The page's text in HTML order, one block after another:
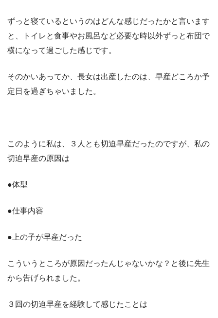
ずっと寝ているというのはどんな感じだったかと言います
と、トイレと食事やお風呂など必要な時以外ずっと布団で
横になって過ごした感じです。
そのかいあってか、長女は出産したのは、早産どころか予
定日を過ぎちゃいました。
このように私は、３人とも切迫早産だったのですが、私の
切迫早産の原因は
●体型
●仕事内容
●上の子が早産だった
こういうところが原因だったんじゃないかな？と後に先生
から告げられました。
３回の切迫早産を経験して感じたことは